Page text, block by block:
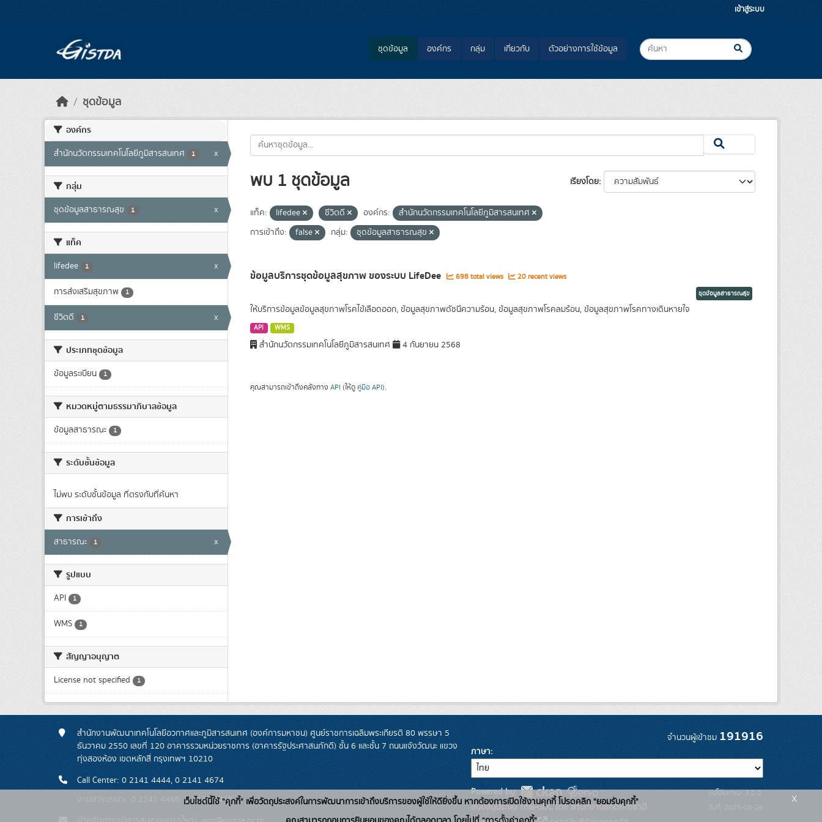
เข้าสู่ระบบ
ชุดข้อมูล องค์กร กลุ่ม เกี่ยวกับ ตัวอย่างการใช้ข้อมูล
ชุดข้อมูล
องค์กร
สำนักนวัตกรรมเทคโนโลยีภูมิสารสนเทศ 1 x
กลุ่ม
ชุดข้อมูลสาธารณสุข 1 x
แท็ค
lifedee 1 x
การส่งเสริมสุขภาพ 1
ชีวิตดี 1 x
ประเภทชุดข้อมูล
ข้อมูลระเบียน 1
หมวดหมู่ตามธรรมาภิบาลข้อมูล
ข้อมูลสาธารณะ 1
ระดับชั้นข้อมูล
ไม่พบ ระดับชั้นข้อมูล ที่ตรงกับที่ค้นหา
การเข้าถึง
สาธารณะ 1 x
รูปแบบ
API 1
WMS 1
สัญญาอนุญาต
License not specified 1
เรียงโดย
พบ 1 ชุดข้อมูล
แท็ค: lifedee ชีวิตดี องค์กร:
สำนักนวัตกรรมเทคโนโลยีภูมิสารสนเทศ
การเข้าถึง:
false กลุ่ม: ชุดข้อมูลสาธารณสุข
ข้อมูลบริการชุดข้อมูลสุขภาพ ของระบบ LifeDee 698 total views 20 recent views
ชุดข้อมูลสาธารณสุข
ให้บริการข้อมูลข้อมูลสุขภาพโรคไข้เลือดออก, ข้อมูลสุขภาพดัชนีความร้อน, ข้อมูลสุขภาพโรคลมร้อน, ข้อมูลสุขภาพโรคทางเดินหายใจ
API WMS
สำนักนวัตกรรมเทคโนโลยีภูมิสารสนเทศ 4 กันยายน 2568
คุณสามารถเข้าถึงคลังทาง API (ให้ดู คู่มือ API).
สำนักงานพัฒนาเทคโนโลยีอวกาศและภูมิสารสนเทศ (องค์การมหาชน) ศูนย์ราชการเฉลิมพระเกียรติ 80 พรรษา 5
ธันวาคม 2550 เลขที่ 120 อาคารรวมหน่วยราชการ (อาคารรัฐประศาสนภักดี) ชั้น 6 และชั้น 7 ถนนแจ้งวัฒนะ แขวง
ทุ่งสองห้อง เขตหลักสี่ กรุงเทพฯ 10210
Call Center: 0 2141 4444, 0 2141 4674
งานสารบรรณ: 0 2141 4466, 0 2141 4468
จำนวนผู้เข้าชม 191916
ภาษา
Powered by:
สนับสนุนระบบ Thai-GDC โดย สำนักงานสถิติแห่งชาติ
รุ่นโปรแกรม: 3.0.0
วันที่: 2025-06-26
เว็บไซต์นี้ใช้ "คุกกี้" เพื่อวัตถุประสงค์ในการพัฒนาการเข้าถึงบริการของผู้ใช้ให้ดียิ่งขึ้น หากต้องการเปิดใช้งานคุกกี้ โปรดคลิก "ยอมรับคุกกี้"
x